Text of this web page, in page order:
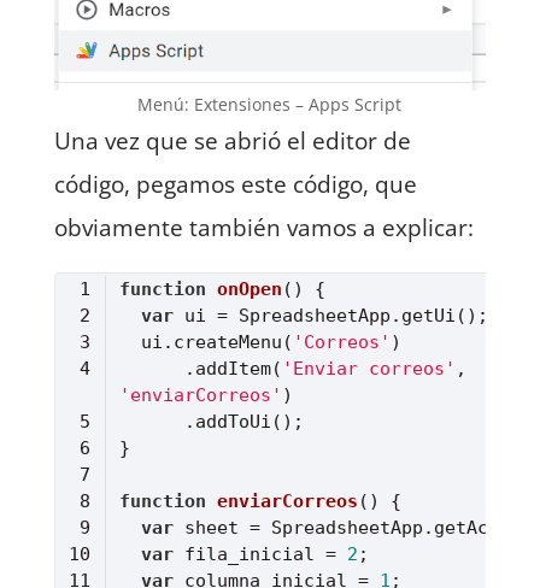
Menú: Extensiones – Apps Script
Una vez que se abrió el editor de
código, pegamos este código, que
obviamente también vamos a explicar:
function onOpen ( )
var
  ui.createMenu(
'Correos'
      .addItem(
'Enviar correos'
'enviarCorreos'
function enviarCorreos ( )
var
var fila_inicial = 2
var columna_inicial = 1